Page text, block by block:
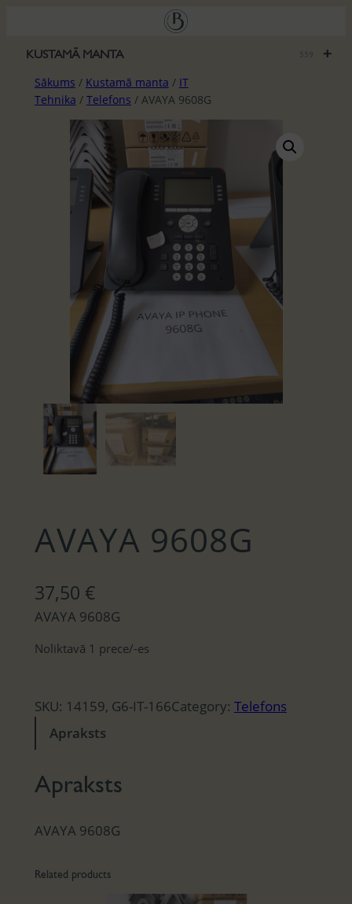
saturu
+
KUSTAMĀ MANTA
Sākums / Kustamā manta / IT
Tehnika / Telefons / AVAYA 9608G
AVAYA 9608G
37,50 €
AVAYA 9608G
Noliktavā 1 prece/-es
SKU: 14159, G6-IT-166Category: Telefons
Apraksts
Apraksts
AVAYA 9608G
Related products